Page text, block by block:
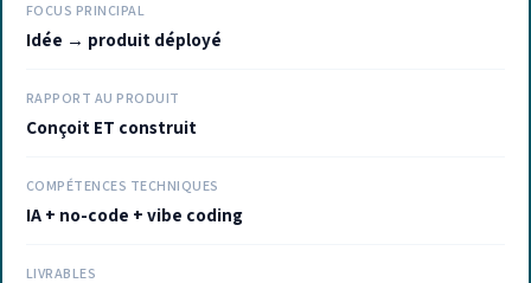
FOCUS PRINCIPAL
Idée → produit déployé
RAPPORT AU PRODUIT
Conçoit ET construit
COMPÉTENCES TECHNIQUES
IA + no-code + vibe coding
LIVRABLES